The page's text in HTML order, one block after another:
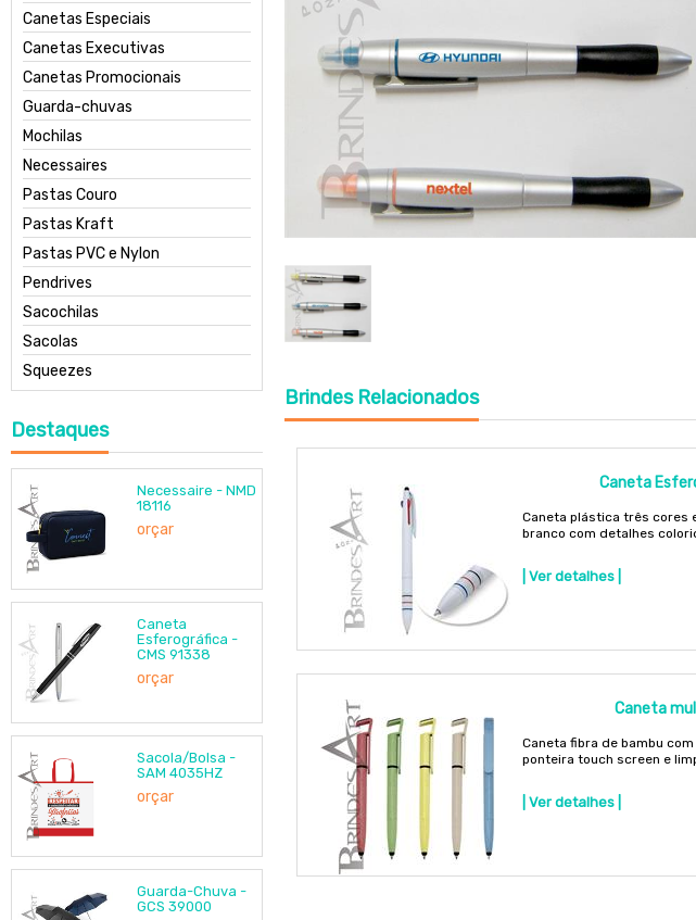
Canetas Especiais
Canetas Executivas
Canetas Promocionais
Guarda-chuvas
Mochilas
Necessaires
Pastas Couro
Pastas Kraft
Pastas PVC e Nylon
Pendrives
Sacochilas
Sacolas
Squeezes
Destaques
Necessaire - NMD
18116
orçar
Caneta
Esferográfica -
CMS 91338
orçar
Sacola/Bolsa -
SAM 4035HZ
orçar
Guarda-Chuva -
GCS 39000
BrindesRelacionados
Caneta
Caneta plástica três cores
branco com detalhes
| Ver detalhes |
Caneta
Caneta fibra de bambu
ponteira touch screen e
| Ver detalhes |